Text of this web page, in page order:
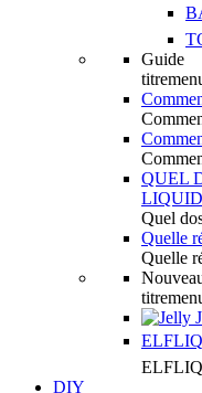
Guide
QUEL
Quel
Quelle
Quelle
DIY